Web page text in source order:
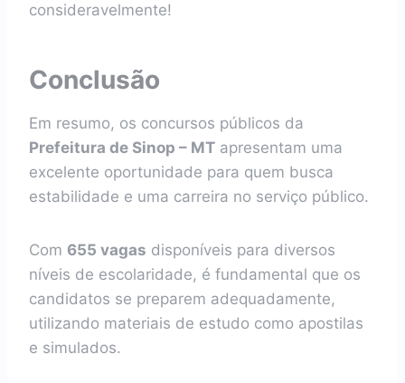
consideravelmente!
Conclusão
Em resumo, os concursos públicos da
Prefeitura de Sinop – MT apresentam uma
excelente oportunidade para quem busca
estabilidade e uma carreira no serviço público.
Com 655 vagas disponíveis para diversos
níveis de escolaridade, é fundamental que os
candidatos se preparem adequadamente,
utilizando materiais de estudo como apostilas
e simulados.